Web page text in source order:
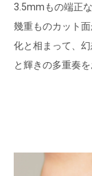
3.5mmもの端正
幾重ものカット
化と相まって、
と輝きの多重奏